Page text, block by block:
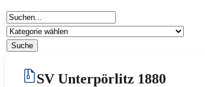
SV Unterpörlitz 1880